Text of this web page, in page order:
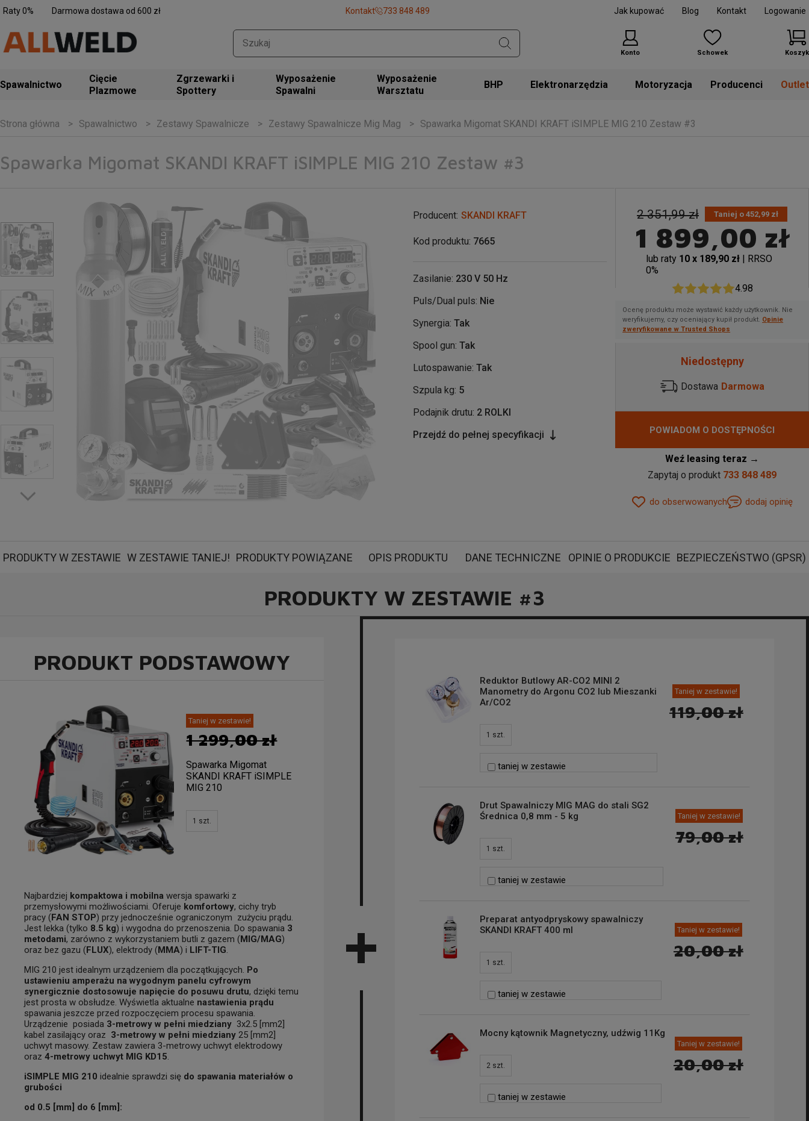
Raty 0% Darmowa dostawa od 600 zł Kontakt 733 848 489 Jak kupować Blog Kontakt Logowanie
Konto Schowek Koszyk
Spawalnictwo
Zgrzewarki i
Spottery
Wyposażenie
Spawalni
Wyposażenie
Warsztatu
BHP Motoryzacja Producenci Outlet
Strona główna Spawalnictwo Zestawy Spawalnicze Zestawy Spawalnicze Mig Mag Spawarka Migomat SKANDI KRAFT iSIMPLE MIG 210 Zestaw #3
Spawarka Migomat SKANDI KRAFT iSIMPLE MIG 210 Zestaw #3
Producent: SKANDI KRAFT
Kod produktu: 7665
Zasilanie: 230 V 50 Hz
Puls/Dual puls: Nie
Synergia: Tak
Spool gun: Tak
Lutospawanie: Tak
Szpula kg: 5
Podajnik drutu: 2 ROLKI
Przejdź do pełnej specyfikacji
2 351,99 zł Taniej o 452,99 zł
1 899,00 zł
lub raty 10 x 189,90 zł | RRSO
0%
4.98
Ocenę produktu może wystawić każdy użytkownik. Nie
weryfikujemy, czy oceniający kupił produkt. Opinie
zweryfikowane w Trusted Shops
Niedostępny
Dostawa Darmowa
POWIADOM O DOSTĘPNOŚCI
Weź leasing teraz →
Zapytaj o produkt 733 848 489
do obserwowanych dodaj opinię
PRODUKTY W ZESTAWIE W ZESTAWIE TANIEJ! PRODUKTY POWIĄZANE OPIS PRODUKTU DANE TECHNICZNE OPINIE O PRODUKCIE BEZPIECZEŃSTWO (GPSR)
PRODUKTY W ZESTAWIE #3
PRODUKT PODSTAWOWY
Taniej w zestawie!
1 299,00 zł
Spawarka Migomat
SKANDI KRAFT iSIMPLE
MIG 210
1 szt.
Najbardziej kompaktowa i mobilna wersja spawarki z
przemysłowymi możliwościami. Oferuje komfortowy, cichy tryb
pracy ( FAN STOP) przy jednocześnie ograniczonym zużyciu prądu.
Jest lekka (tylko 8.5 kg) i wygodna do przenoszenia. Do spawania 3
metodami, zarówno z wykorzystaniem butli z gazem ( MIG/MAG)
oraz bez gazu ( FLUX), elektrody ( MMA) i LIFT-TIG.
MIG 210 jest idealnym urządzeniem dla początkujących. Po
ustawieniu amperażu na wygodnym panelu cyfrowym
synergicznie dostosowuje napięcie do posuwu drutu, dzięki temu
jest prosta w obsłudze. Wyświetla aktualne nastawienia prądu
spawania jeszcze przed rozpoczęciem procesu spawania.
Urządzenie posiada 3-metrowy w pełni miedziany 3x2.5 [mm2
kabel zasilający oraz 3-metrowy w pełni miedziany 25 [mm2
uchwyt masowy. Zestaw zawiera 3-metrowy uchwyt elektrodowy
oraz 4-metrowy uchwyt MIG KD15.
iSIMPLE MIG 210 idealnie sprawdzi się do spawania materiałów o
grubości
od 0.5 [mm] do 6 [mm]:
Reduktor Butlowy AR-CO2 MINI 2
Manometry do Argonu CO2 lub Mieszanki
Ar/CO2
1 szt.
taniej w zestawie
119,00 zł
Taniej w zestawie!
Drut Spawalniczy MIG MAG do stali SG2
Średnica 0,8 mm - 5 kg
1 szt.
taniej w zestawie
79,00 zł
Taniej w zestawie!
Preparat antyodpryskowy spawalniczy
SKANDI KRAFT 400 ml
1 szt.
taniej w zestawie
20,00 zł
Taniej w zestawie!
Mocny kątownik Magnetyczny, udźwig 11Kg
2szt.
taniej w zestawie
20,00 zł
Taniej w zestawie!